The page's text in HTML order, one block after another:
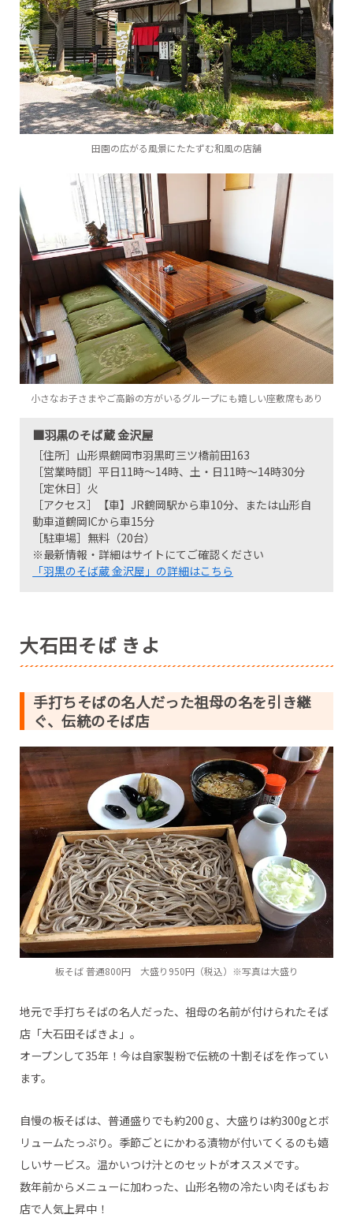
田園の広がる風景にたたずむ和風の店舗
小さなお子さまやご高齢の方がいるグループにも嬉しい座敷席もあり
■羽黒のそば蔵 金沢屋
［住所］山形県鶴岡市羽黒町三ツ橋前田163
［営業時間］平日11時～14時、土・日11時～14時30分
［定休日］火
［アクセス］【車】JR鶴岡駅から車10分、または山形自
動車道鶴岡ICから車15分
［駐車場］無料（20台）
※最新情報・詳細はサイトにてご確認ください
「羽黒のそば蔵 金沢屋」の詳細はこちら
大石田そば きよ
手打ちそばの名人だった祖母の名を引き継
ぐ、伝統のそば店
板そば 普通800円 大盛り950円（税込）※写真は大盛り
地元で手打ちそばの名人だった、祖母の名前が付けられたそば
店「大石田そばきよ」。
オープンして35年！今は自家製粉で伝統の十割そばを作ってい
ます。
自慢の板そばは、普通盛りでも約200ｇ、大盛りは約300gとボ
リュームたっぷり。季節ごとにかわる漬物が付いてくるのも嬉
しいサービス。温かいつけ汁とのセットがオススメです。
数年前からメニューに加わった、山形名物の冷たい肉そばもお
店で人気上昇中！